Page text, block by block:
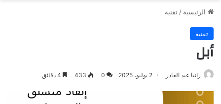
الرئيسية / تقنية
تقنية
أبل
رانيا عبد القادر 2 يوليو، 2025 0
433